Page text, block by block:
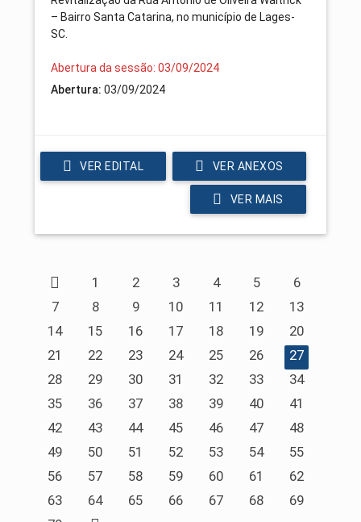
– Bairro Santa Catarina, no município de Lages-
SC.
Abertura da sessão: 03/09/2024
Abertura: 03/09/2024
VER EDITAL VER ANEXOS
VER MAIS
1 2 3 4 5
6
7
8 9 10 11 12
13
14
15 16 17 18 19
20
21
22 23 24 25 26
27
28
29 30 31 32 33
34
35
36 37 38 39 40
41
42
43 44 45 46 47
48
49
50 51 52 53 54
55
56
57 58 59 60 61
62
63
64 65 66 67 68
69